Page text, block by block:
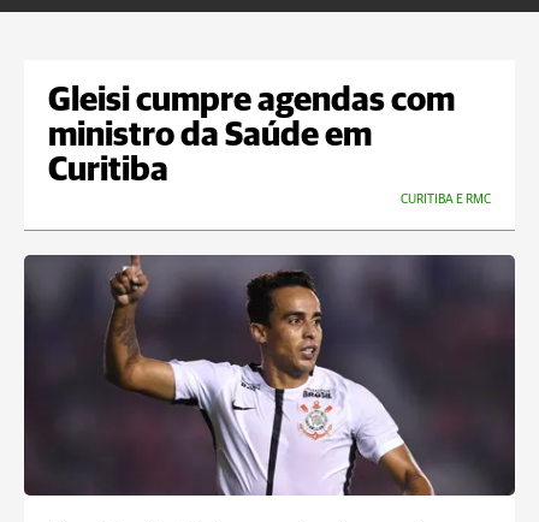
Gleisi cumpre agendas com
ministro da Saúde em
Curitiba
CURITIBA E RMC